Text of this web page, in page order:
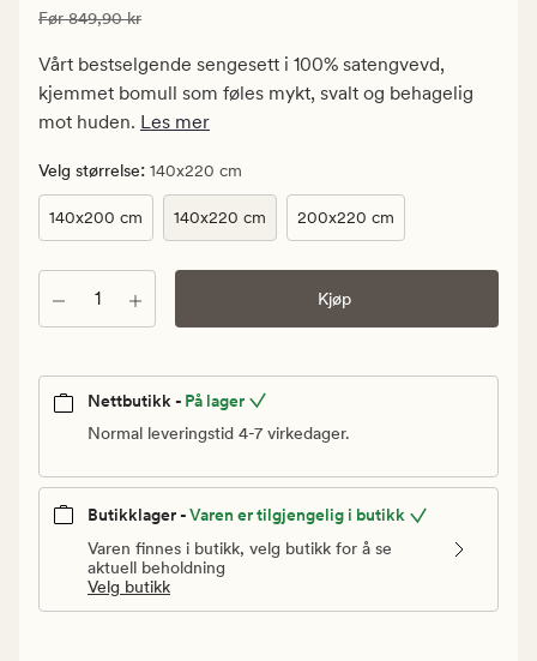
424,95
kr.
Vanlig
pris
kr
Vanlig pris 849,90 kr
Før849,90 kr
Vårt bestselgende sengesett i 100% satengvevd,
kjemmet bomull som føles mykt, svalt og behagelig
mot huden. Les mer
Velg størrelse: 140x220 cm
140x200 cm 140x220 cm 200x220 cm
Antall Kjøp
Nettbutikk - På lager
Normal leveringstid 4-7 virkedager.
Butikklager -Varen er tilgjengelig i butikk
Varen finnes i butikk, velg butikk for å se
aktuell beholdning
Velg butikk